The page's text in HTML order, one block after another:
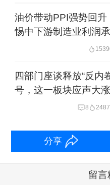
卷’为何上升至如
就宏观经济层面
通胀下行压力，更
业利润减少-居民
经济和各个部门
综合治理“内卷”、
竞争，是打破通
油价带动PPI强势回升
惕中下游制造业利润
1539
四部门座谈释放“反内
号，这一板块应声大涨
8 2487
分享
留言